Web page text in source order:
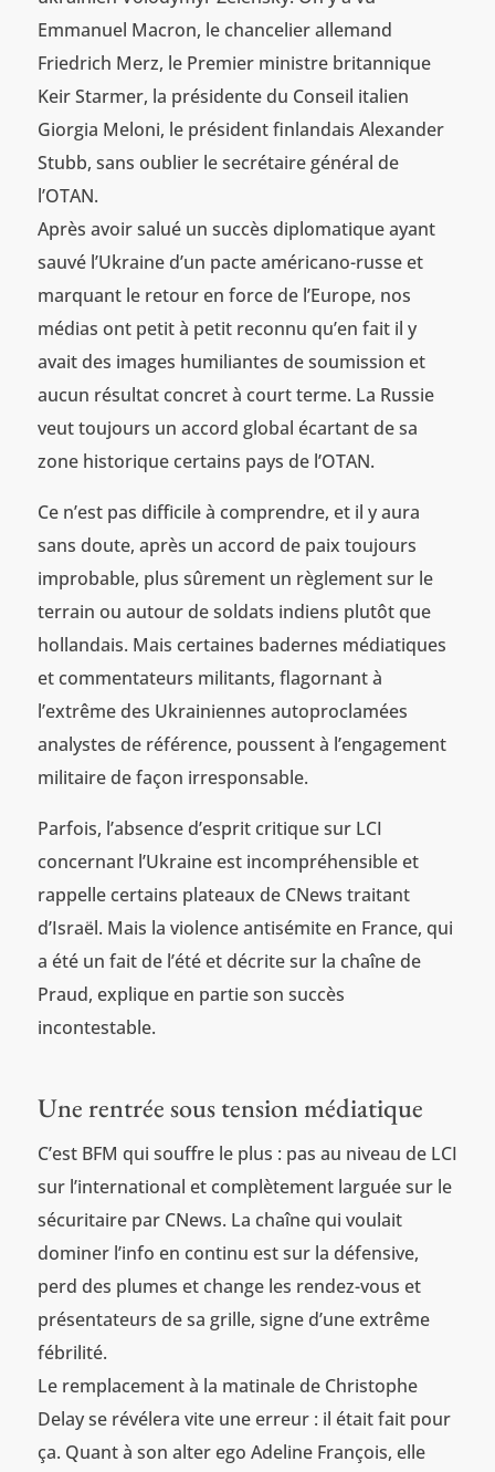
Emmanuel Macron, le chancelier allemand
Friedrich Merz, le Premier ministre britannique
Keir Starmer, la présidente du Conseil italien
Giorgia Meloni, le président finlandais Alexander
Stubb, sans oublier le secrétaire général de
l’OTAN.
Après avoir salué un succès diplomatique ayant
sauvé l’Ukraine d’un pacte américano-russe et
marquant le retour en force de l’Europe, nos
médias ont petit à petit reconnu qu’en fait il y
avait des images humiliantes de soumission et
aucun résultat concret à court terme. La Russie
veut toujours un accord global écartant de sa
zone historique certains pays de l’OTAN.
Ce n’est pas difficile à comprendre, et il y aura
sans doute, après un accord de paix toujours
improbable, plus sûrement un règlement sur le
terrain ou autour de soldats indiens plutôt que
hollandais. Mais certaines badernes médiatiques
et commentateurs militants, flagornant à
l’extrême des Ukrainiennes autoproclamées
analystes de référence, poussent à l’engagement
militaire de façon irresponsable.
Parfois, l’absence d’esprit critique sur LCI
concernant l’Ukraine est incompréhensible et
rappelle certains plateaux de CNews traitant
d’Israël. Mais la violence antisémite en France, qui
a été un fait de l’été et décrite sur la chaîne de
Praud, explique en partie son succès
incontestable.
Une rentrée sous tension médiatique
C’est BFM qui souffre le plus : pas au niveau de LCI
sur l’international et complètement larguée sur le
sécuritaire par CNews. La chaîne qui voulait
dominer l’info en continu est sur la défensive,
perd des plumes et change les rendez-vous et
présentateurs de sa grille, signe d’une extrême
fébrilité.
Le remplacement à la matinale de Christophe
Delay se révélera vite une erreur : il était fait pour
ça. Quant à son alter ego Adeline François, elle